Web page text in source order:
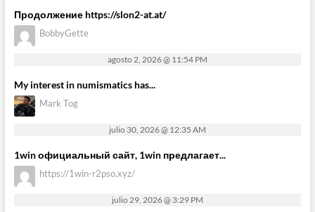
Продолжение https://slon2-at.at/
BobbyGette
agosto 2, 2026 @ 11:54 PM
My interest in numismatics has...
Mark Tog
julio 30, 2026 @ 12:35 AM
1win официальный сайт, 1win предлагает...
https://1win-r2pso.xyz/
julio 29, 2026 @ 3:29 PM